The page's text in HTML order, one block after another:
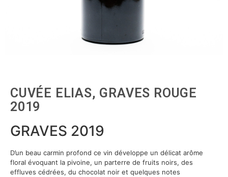
CUVÉE ELIAS, GRAVES ROUGE
2019
GRAVES 2019
D’un beau carmin profond ce vin développe un délicat arôme
floral évoquant la pivoine, un parterre de fruits noirs, des
effluves cédrées, du chocolat noir et quelques notes